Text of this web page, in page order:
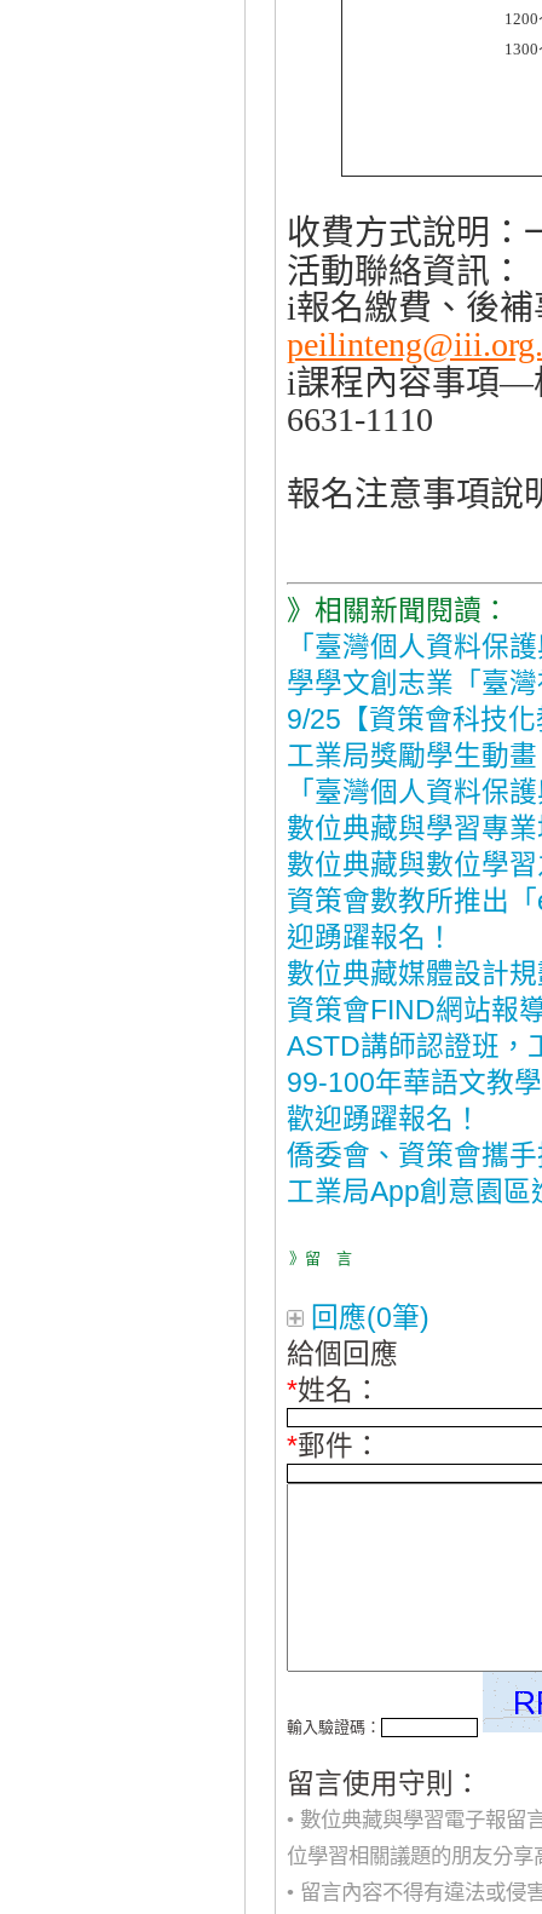
1200
1300
收費方式說明：
活動聯絡資訊：
i報名繳費、後
i課程內容事項—
6631-1110
報名注意事項說
》相關新聞閱讀：
「臺灣個人資料保
學學文創志業「臺
9/25【資策會科技
工業局獎勵學生動
「臺灣個人資料保
數位典藏與學習專
數位典藏與數位學
資策會數教所推出
迎踴躍報名！
數位典藏媒體設計
資策會FIND網站報
ASTD講師認證班，
99-100年華語文教
歡迎踴躍報名！
僑委會、資策會攜
工業局App創意園
》留 言
回應(0筆)
給個回應
*姓名：
*郵件：
輸入驗證碼：
留言使用守則：
• 數位典藏與學習電子報留
位學習相關議題的朋友分
• 留言內容不得有違法或侵